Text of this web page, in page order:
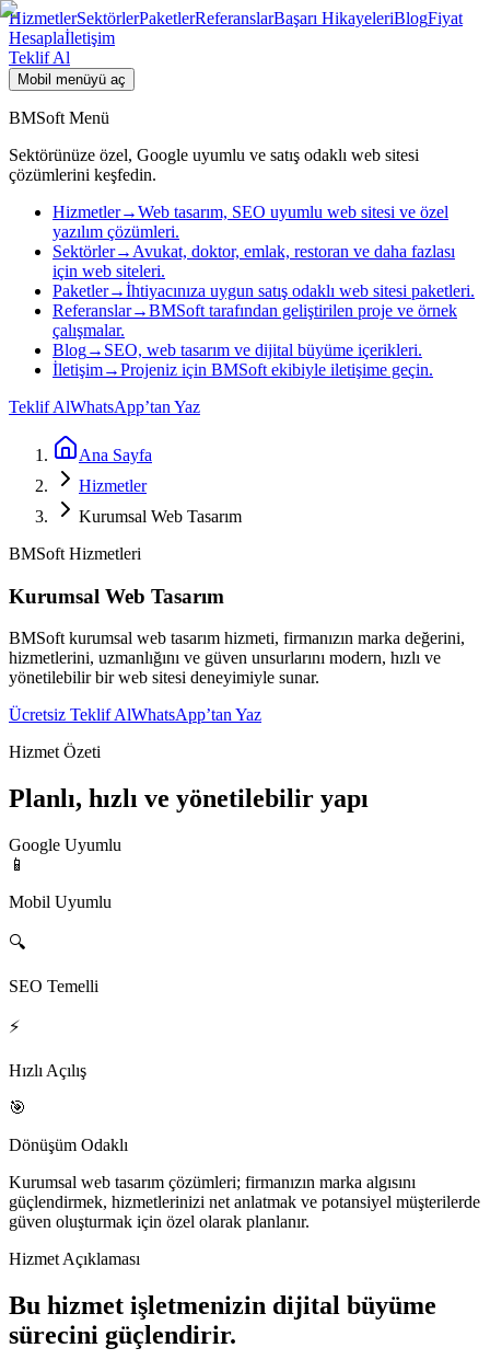
HizmetlerSektörlerPaketlerReferanslarBaşarı HikayeleriBlogFiyat
Hesaplaİletişim
Teklif Al
Mobil menüyü aç
BMSoft Menü
Sektörünüze özel, Google uyumlu ve satış odaklı web sitesi
çözümlerini keşfedin.
Hizmetler→Web tasarım, SEO uyumlu web sitesi ve özel
yazılım çözümleri.
Sektörler→ Avukat, doktor, emlak, restoran ve daha fazlası
için web siteleri.
Paketler→İhtiyacınıza uygun satış odaklı web sitesi paketleri.
Referanslar→BMSoft tarafından geliştirilen proje ve örnek
çalışmalar.
Blog→ SEO, web tasarım ve dijital büyüme içerikleri.
İletişim→Projeniz için BMSoft ekibiyle iletişime geçin.
Teklif AlWhatsApp’tan Yaz
Ana Sayfa
Hizmetler
Kurumsal Web Tasarım
BMSoft Hizmetleri
Kurumsal Web Tasarım
BMSoft kurumsal web tasarım hizmeti, firmanızın marka değerini,
hizmetlerini, uzmanlığını ve güven unsurlarını modern, hızlı ve
yönetilebilir bir web sitesi deneyimiyle sunar.
Ücretsiz Teklif AlWhatsApp’tan Yaz
Hizmet Özeti
Planlı, hızlı ve yönetilebilir yapı
Google Uyumlu
📱
Mobil Uyumlu
🔍
SEO Temelli
⚡
Hızlı Açılış
🎯
Dönüşüm Odaklı
Kurumsal web tasarım çözümleri; firmanızın marka algısını
güçlendirmek, hizmetlerinizi net anlatmak ve potansiyel müşterilerde
güven oluşturmak için özel olarak planlanır.
Hizmet Açıklaması
Bu hizmet işletmenizin dijital büyüme
sürecini güçlendirir.